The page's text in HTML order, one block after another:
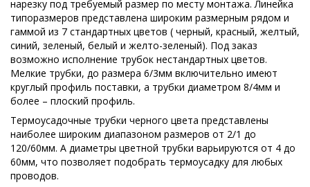
нарезку под требуемый размер по месту монтажа. Линейка
типоразмеров представлена широким размерным рядом и
гаммой из 7 стандартных цветов ( черный, красный, желтый,
синий, зеленый, белый и желто-зеленый). Под заказ
возможно исполнение трубок нестандартных цветов.
Мелкие трубки, до размера 6/3мм включительно имеют
круглый профиль поставки, а трубки диаметром 8/4мм и
более – плоский профиль.
Термоусадочные трубки черного цвета представлены
наиболее широким диапазоном размеров от 2/1 до
120/60мм. А диаметры цветной трубки варьируются от 4 до
60мм, что позволяет подобрать термоусадку для любых
проводов.